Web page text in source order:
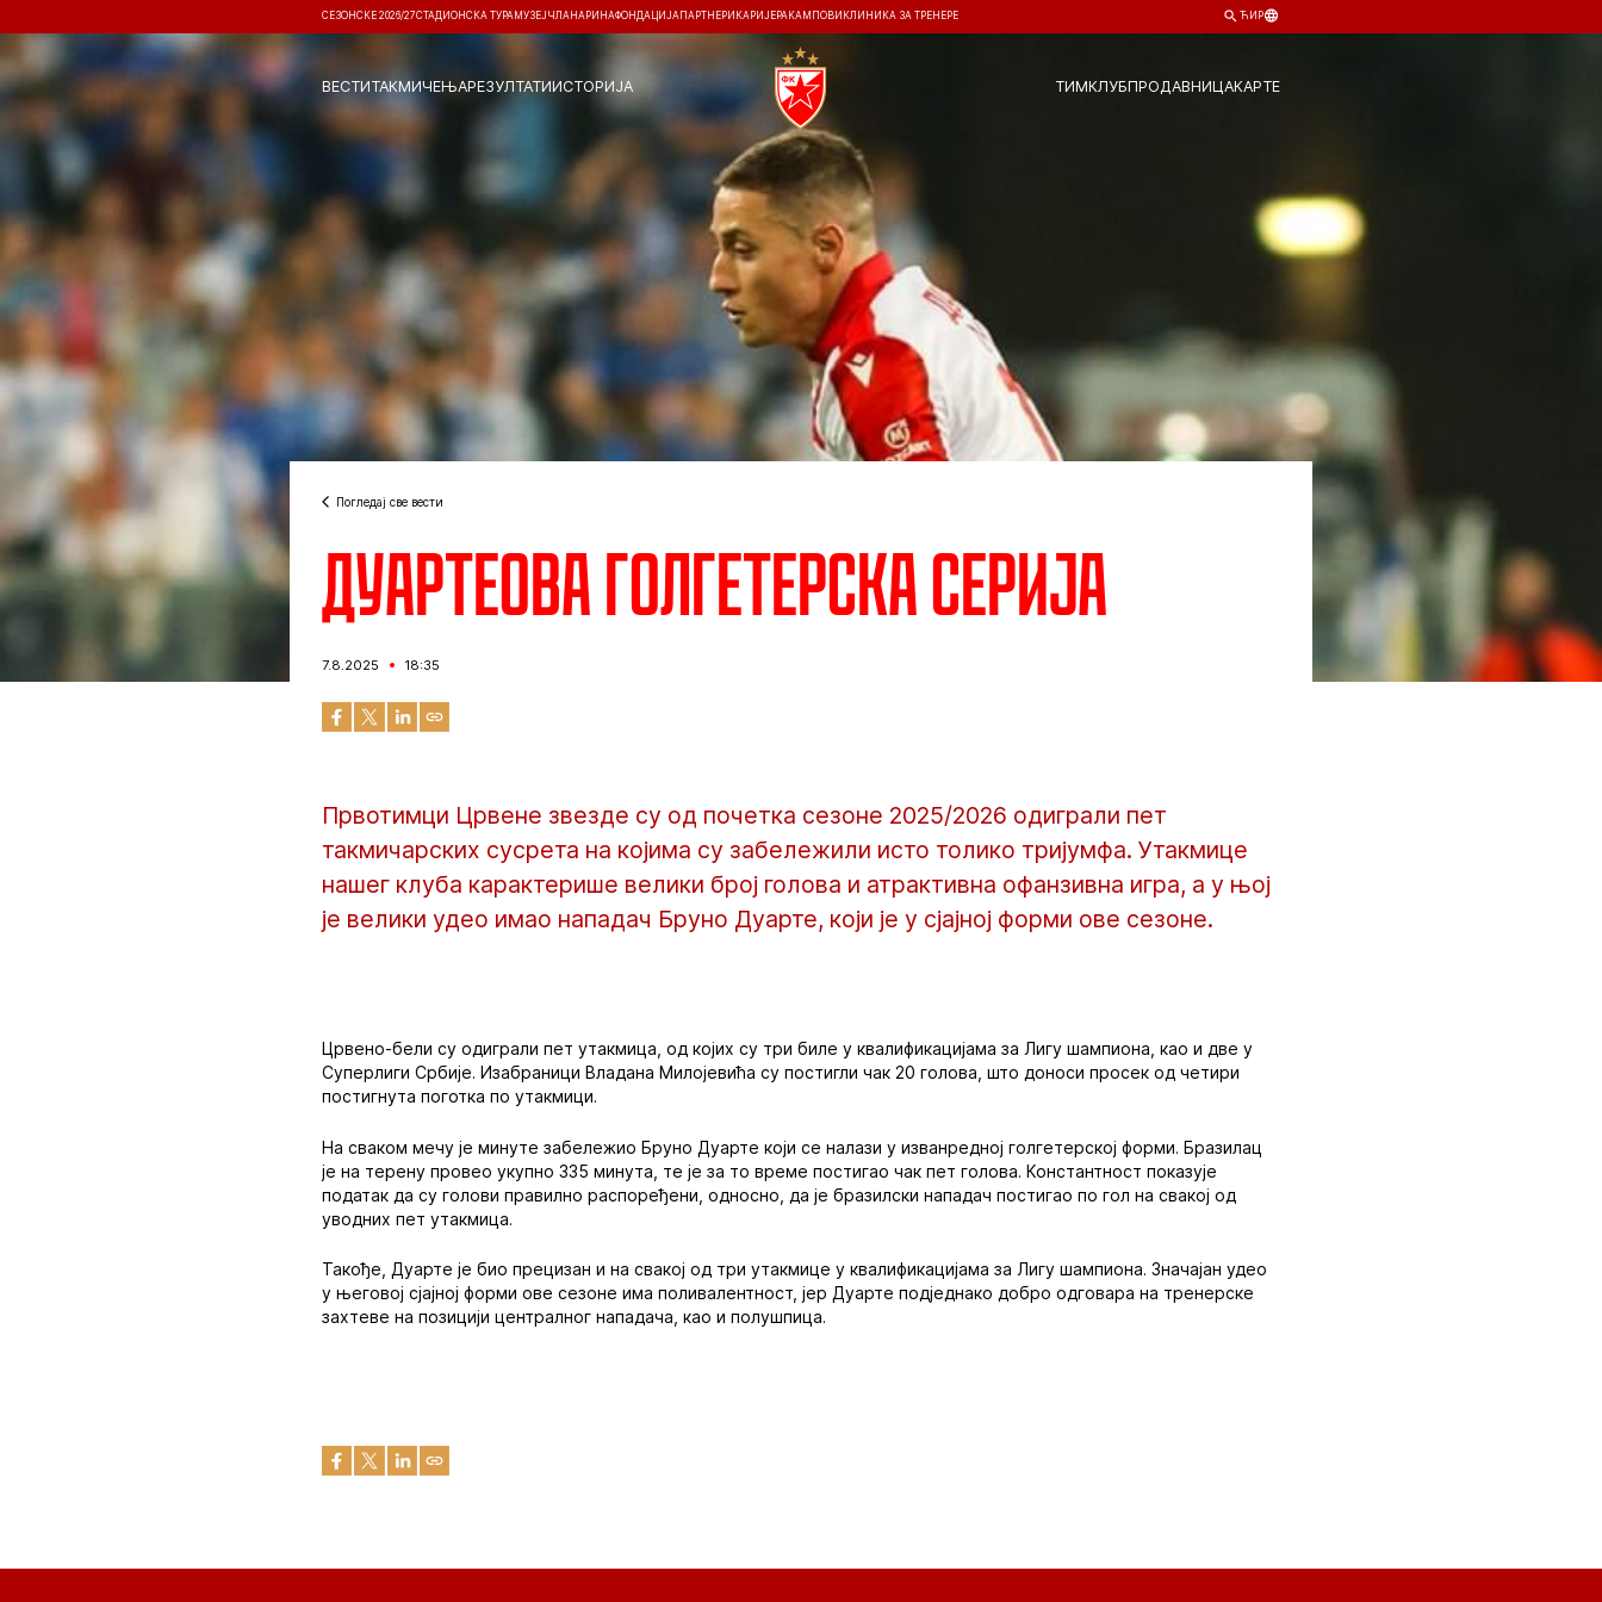
СЕЗОНСКЕ 2026/27СТАДИОНСКА ТУРА МУЗЕЈ ЧЛАНАРИНАФОНДАЦИЈА ПАРТНЕРИ КАРИЈЕРА КАМПОВИ КЛИНИКА ЗА ТРЕНЕРЕ ЋИР
ВЕСТИТАКМИЧЕЊАРЕЗУЛТАТИИСТОРИЈА ТИМКЛУБПРОДАВНИЦАКАРТЕ
Погледај све вести
Дуартеова голгетерска серија
7.8.2025 18:35
Првотимци Црвене звезде су од почетка сезоне 2025/2026 одиграли пет
такмичарских сусрета на којима су забележили исто толико тријумфа. Утакмице
нашег клуба карактерише велики број голова и атрактивна офанзивна игра, а у њој
је велики удео имао нападач Бруно Дуарте, који је у сјајној форми ове сезоне.
Црвено-бели су одиграли пет утакмица, од којих су три биле у квалификацијама за Лигу шампиона, као и две у
Суперлиги Србије. Изабраници Владана Милојевића су постигли чак 20 голова, што доноси просек од четири
постигнута поготка по утакмици.
На сваком мечу је минуте забележио Бруно Дуарте који се налази у изванредној голгетерској форми. Бразилац
је на терену провео укупно 335 минута, те је за то време постигао чак пет голова. Константност показује
податак да су голови правилно распоређени, односно, да је бразилски нападач постигао по гол на свакој од
уводних пет утакмица.
Такође, Дуарте је био прецизан и на свакој од три утакмице у квалификацијама за Лигу шампиона. Значајан удео
у његовој сјајној форми ове сезоне има поливалентност, јер Дуарте подједнако добро одговара на тренерске
захтеве на позицији централног нападача, као и полушпица.